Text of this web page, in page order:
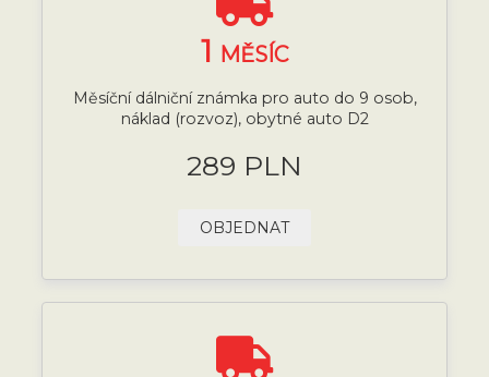
1 MĚSÍC
Měsíční dálniční známka pro auto do 9 osob,
náklad (rozvoz), obytné auto D2
289 PLN
OBJEDNAT